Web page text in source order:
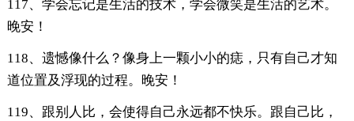
117、学会忘记是生活的技术，学会微笑是生活的艺术。
晚安！
118、遗憾像什么？像身上一颗小小的痣，只有自己才知
道位置及浮现的过程。晚安！
119、跟别人比，会使得自己永远都不快乐。跟自己比，